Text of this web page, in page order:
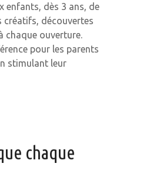
enfants, dès 3 ans, de
créatifs, découvertes
chaque ouverture.
pour les parents
stimulant leur
chaque